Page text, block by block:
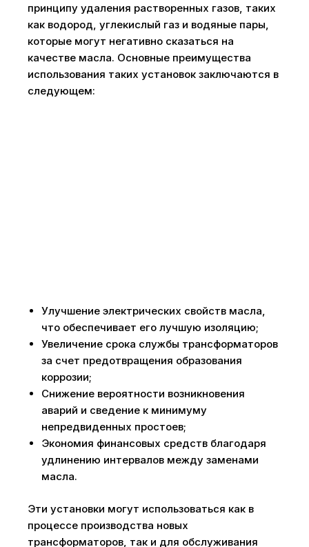
принципу удаления растворенных газов, таких
как водород, углекислый газ и водяные пары,
которые могут негативно сказаться на
качестве масла. Основные преимущества
использования таких установок заключаются в
следующем:
Улучшение электрических свойств масла,
что обеспечивает его лучшую изоляцию;
Увеличение срока службы трансформаторов
за счет предотвращения образования
коррозии;
Снижение вероятности возникновения
аварий и сведение к минимуму
непредвиденных простоев;
Экономия финансовых средств благодаря
удлинению интервалов между заменами
масла.
Эти установки могут использоваться как в
процессе производства новых
трансформаторов, так и для обслуживания